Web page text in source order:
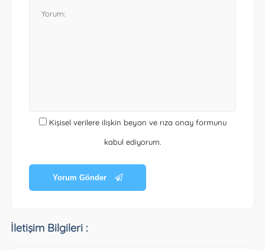
Kişisel verilere ilişkin beyan ve rıza onay formunu
kabul ediyorum.
Yorum Gönder
İletişim Bilgileri :